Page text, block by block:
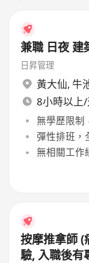
兼職 日夜 建
日昇管理
黃大仙, 牛
8小時以上
無學歷限制
彈性排班，
無相關工作
按摩推拿師 (
驗, 入職後有